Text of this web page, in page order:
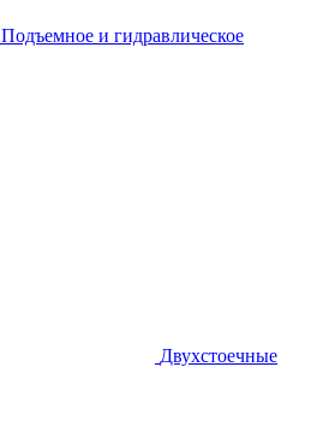
Подъемное и гидравлическое
Двухстоечные